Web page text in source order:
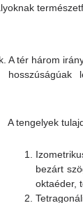
tér három
A tengelyek
bezárt
oktaéder,